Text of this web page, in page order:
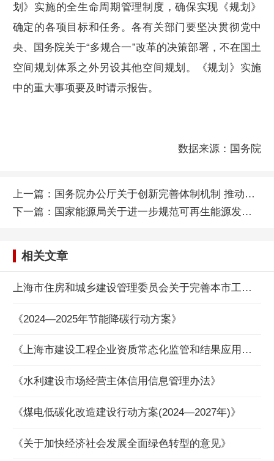
划》实施的全生命周期管理制度，确保实现《规划》
确定的各项目标和任务。各有关部门要坚决贯彻党中
央、国务院关于“多规合一”改革的决策部署，不在国土
空间规划体系之外另设其他空间规划。《规划》实施
中的重大事项要及时请示报告。
数据来源：国务院
上一篇： 国务院办公厅关于创新完善体制机制 推动招标投标市场规范健康发展的意见
下一篇： 国家能源局关于进一步规范可再生能源发电项目电力业务许可管理的通知
相关文章
上海市住房和城乡建设管理委员会关于完善本市工程建设项目信息的通知
《2024—2025年节能降碳行动方案》
《上海市建设工程企业资质常态化监管和结果应用管理办法》
《水利建设市场经营主体信用信息管理办法》
《煤电低碳化改造建设行动方案(2024—2027年)》
《关于加快经济社会发展全面绿色转型的意见》